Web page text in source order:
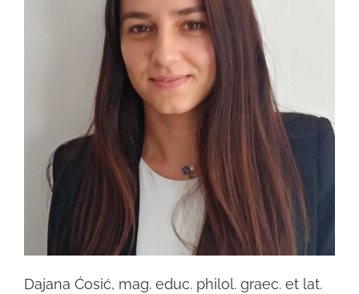
Dajana Ćosić, mag. educ. philol. graec. et lat.